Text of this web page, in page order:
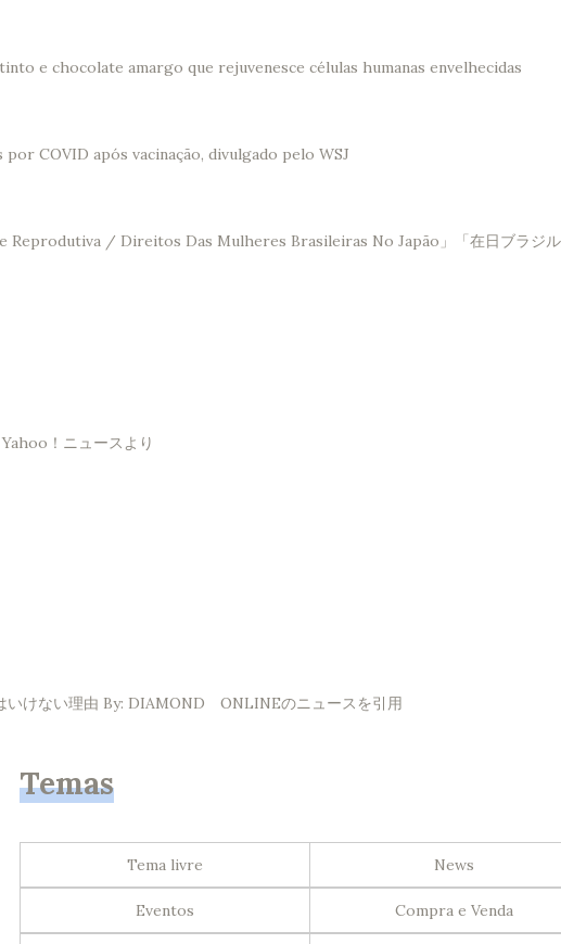
e chocolate amargo que rejuvenesce células humanas envelhecidas
COVID após vacinação, divulgado pelo WSJ
Reprodutiva / Direitos Das Mulheres Brasileiras No Japão」「在日ブラジル
！ニュースより
いけない理由 By: DIAMOND ONLINEのニュースを引用
Temas
Tema livre News
Eventos Compra e Venda